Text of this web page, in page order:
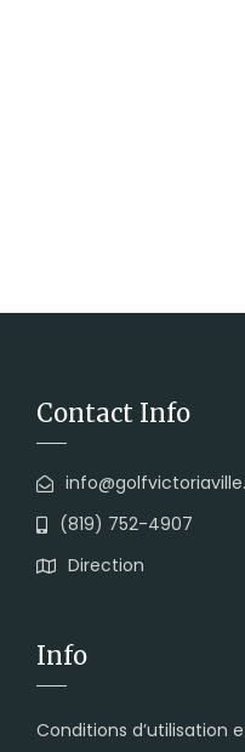
Contact Info
(819) 752-4907
Direction
Info
Conditions d’utilisation